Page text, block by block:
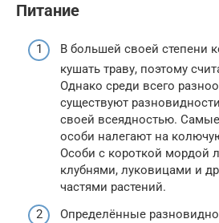
Питание
В большей своей степени
кушать траву, поэтому
Однако среди всего
существуют
своей всеядностью.
особи налегают на
Особи с короткой мордой
клубнями, луковицами и
частями растений.
Определённые